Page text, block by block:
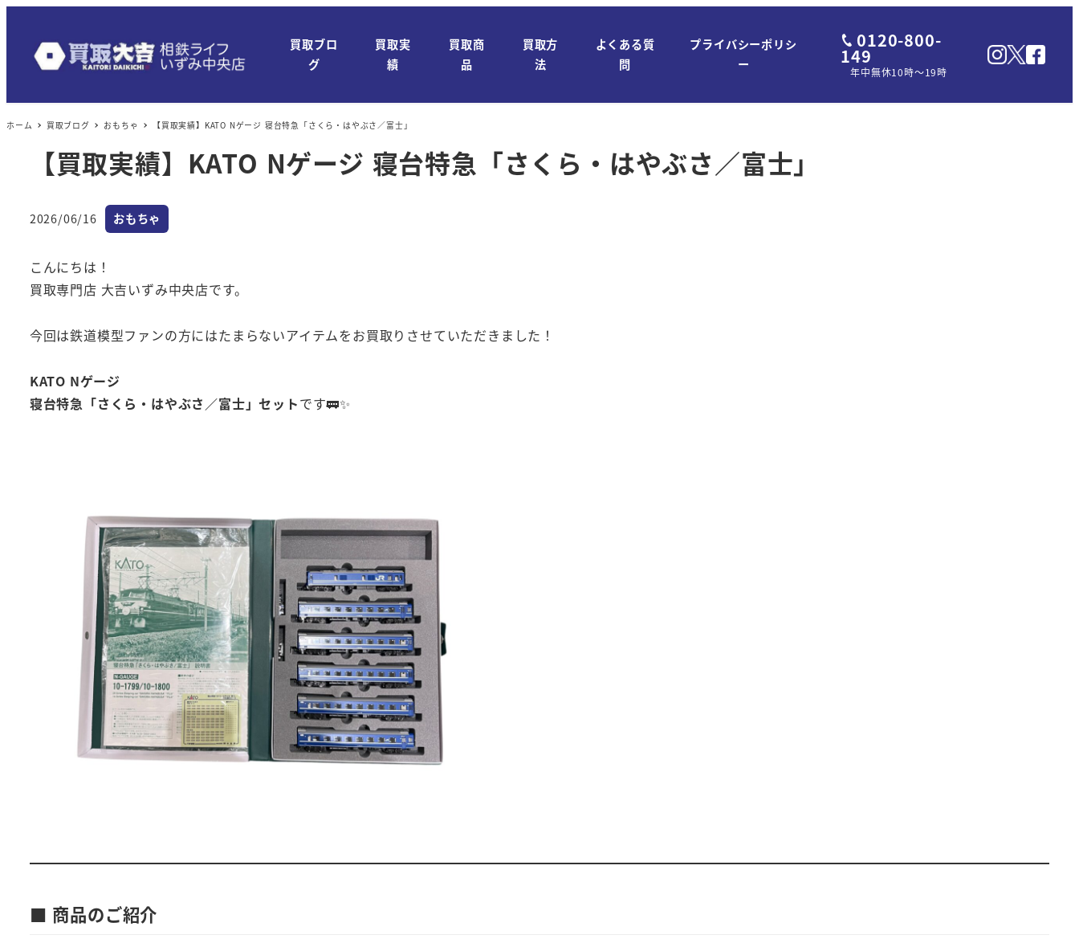
買取ブロ
グ
買取実
績
買取商
品
買取方
法
よくある質
問
プライバシーポリシ
ー
0120-800-
149
年中無休10時～19時
ホーム 買取ブログ おもちゃ 【買取実績】KATO Nゲージ 寝台特急「さくら・はやぶさ／富士」
【買取実績】KATO Nゲージ 寝台特急「さくら・はやぶさ／富士」
投稿日
2026/06/16 カテゴリー
おもちゃ
こんにちは！
買取専門店 大吉いずみ中央店です。
今回は鉄道模型ファンの方にはたまらないアイテムをお買取りさせていただきました！
KATO Nゲージ
寝台特急「さくら・はやぶさ／富士」セットです🚃✨
■ 商品のご紹介